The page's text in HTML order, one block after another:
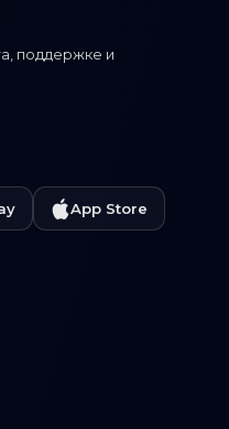
поддержке и
App Store